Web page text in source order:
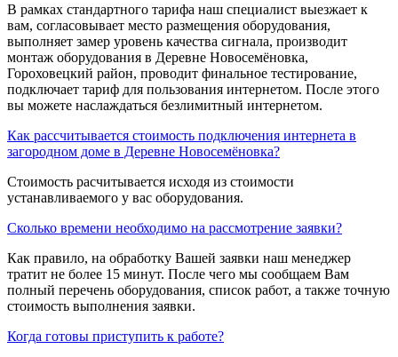
В рамках стандартного тарифа наш специалист выезжает к
вам, согласовывает место размещения оборудования,
выполняет замер уровень качества сигнала, производит
монтаж оборудования в Деревне Новосемёновка,
Гороховецкий район, проводит финальное тестирование,
подключает тариф для пользования интернетом. После этого
вы можете наслаждаться безлимитный интернетом.
Как рассчитывается стоимость подключения интернета в
загородном доме в Деревне Новосемёновка?
Стоимость расчитывается исходя из стоимости
устанавливаемого у вас оборудования.
Сколько времени необходимо на рассмотрение заявки?
Как правило, на обработку Вашей заявки наш менеджер
тратит не более 15 минут. После чего мы сообщаем Вам
полный перечень оборудования, список работ, а также точную
стоимость выполнения заявки.
Когда готовы приступить к работе?